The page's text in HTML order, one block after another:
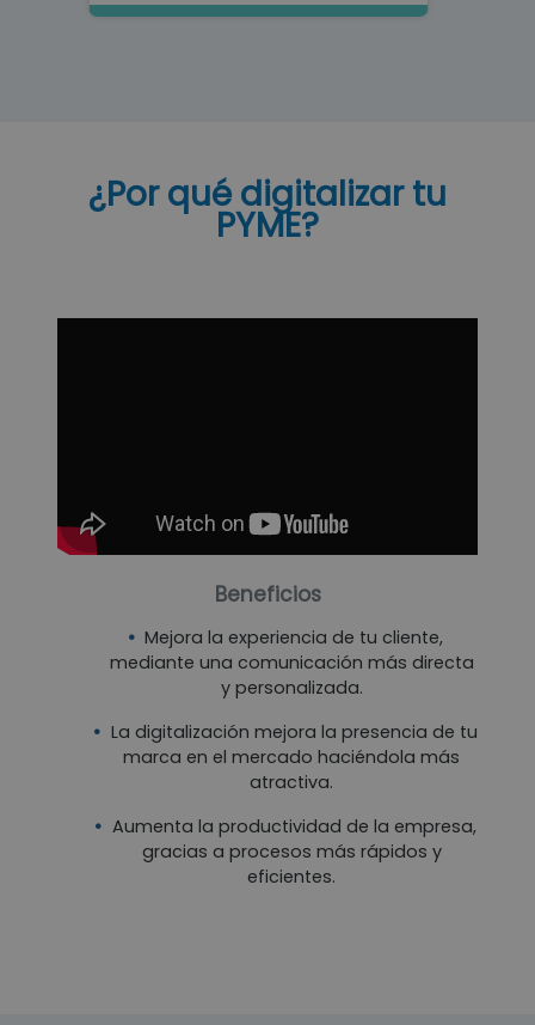
¿Por qué digitalizar tu
PYME?
Beneficios
Mejora la experiencia de tu cliente,
mediante una comunicación más directa
y personalizada.
La digitalización mejora la presencia de tu
marca en el mercado haciéndola más
atractiva.
Aumenta la productividad de la empresa,
gracias a procesos más rápidos y
eficientes.